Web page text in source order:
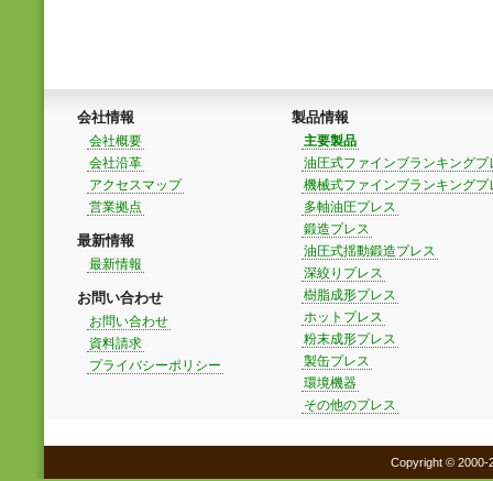
会社情報
会社概要
会社沿革
アクセスマップ
営業拠点
最新情報
最新情報
お問い合わせ
お問い合わせ
資料請求
プライバシーポリシー
製品情報
主要製品
油圧式ファインブランキングプ
機械式ファインブランキングプ
多軸油圧プレス
鍛造プレス
油圧式揺動鍛造プレス
深絞りプレス
樹脂成形プレス
ホットプレス
粉末成形プレス
製缶プレス
環境機器
その他のプレス
Copyright © 2000-